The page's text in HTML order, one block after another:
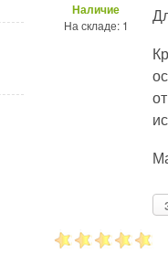
Наличие
На складе: 1